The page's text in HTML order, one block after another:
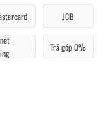
JCB
Trả góp 0%